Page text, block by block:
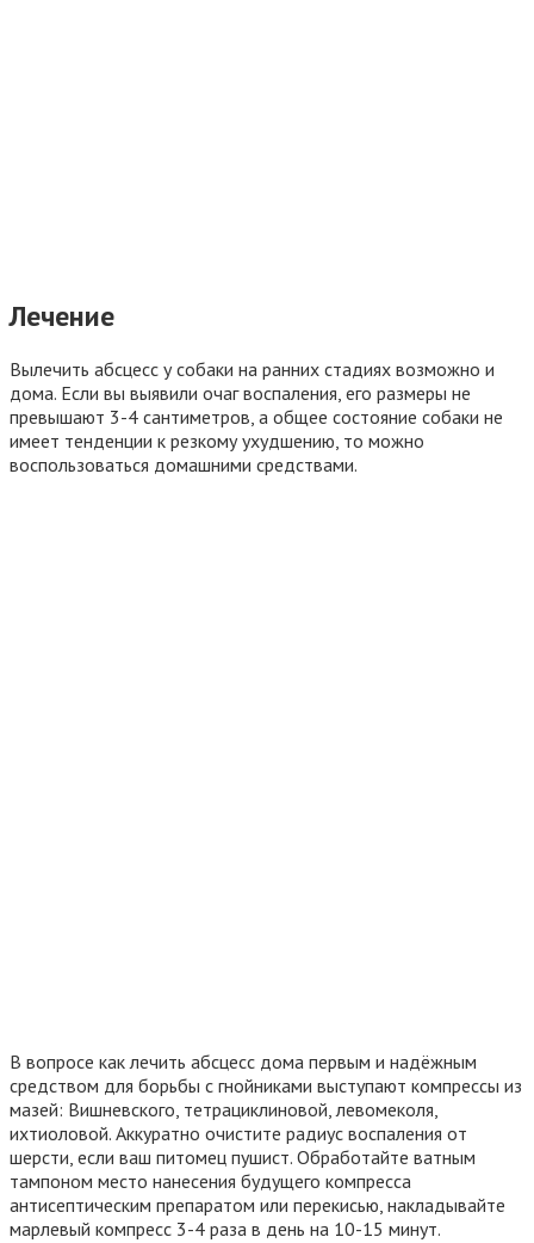
Лечение
Вылечить абсцесс у собаки на ранних стадиях возможно и
дома. Если вы выявили очаг воспаления, его размеры не
превышают 3-4 сантиметров, а общее состояние собаки не
имеет тенденции к резкому ухудшению, то можно
воспользоваться домашними средствами.
В вопросе как лечить абсцесс дома первым и надёжным
средством для борьбы с гнойниками выступают компрессы из
мазей: Вишневского, тетрациклиновой, левомеколя,
ихтиоловой. Аккуратно очистите радиус воспаления от
шерсти, если ваш питомец пушист. Обработайте ватным
тампоном место нанесения будущего компресса
антисептическим препаратом или перекисью, накладывайте
марлевый компресс 3-4 раза в день на 10-15 минут.